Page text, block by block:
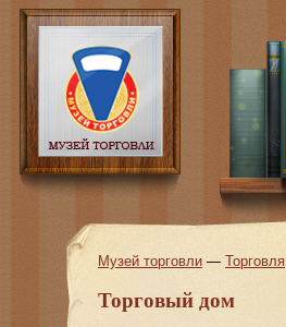
Музей торговли — Торговля
Торговый дом